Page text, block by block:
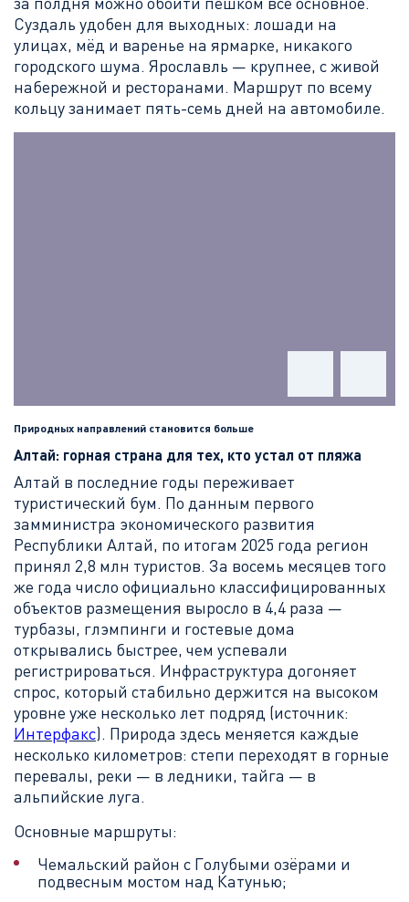
Суздаль удобен для выходных: лошади на
улицах, мёд и варенье на ярмарке, никакого
городского шума. Ярославль — крупнее, с живой
набережной и ресторанами. Маршрут по всему
кольцу занимает пять-семь дней на автомобиле.
Природных направлений становится больше
Алтай: горная страна для тех, кто устал от пляжа
Алтай в последние годы переживает
туристический бум. По данным первого
замминистра экономического развития
Республики Алтай, по итогам 2025 года регион
принял 2,8 млн туристов. За восемь месяцев того
же года число официально классифицированных
объектов размещения выросло в 4,4 раза —
турбазы, глэмпинги и гостевые дома
открывались быстрее, чем успевали
регистрироваться. Инфраструктура догоняет
спрос, который стабильно держится на высоком
уровне уже несколько лет подряд (источник:
Интерфакс). Природа здесь меняется каждые
несколько километров: степи переходят в горные
перевалы, реки — в ледники, тайга — в
альпийские луга.
Основные маршруты:
Чемальский район с Голубыми озёрами и
подвесным мостом над Катунью;